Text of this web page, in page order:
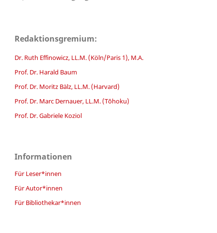
Redaktionsgremium:
Dr. Ruth Effinowicz, LL.M. (Köln/Paris 1), M.A.
Prof. Dr. Harald Baum
Prof. Dr. Moritz Bälz, LL.M. (Harvard)
Prof. Dr. Marc Dernauer, LL.M. (Tōhoku)
Prof. Dr. Gabriele Koziol
Informationen
Für Leser*innen
Für Autor*innen
Für Bibliothekar*innen